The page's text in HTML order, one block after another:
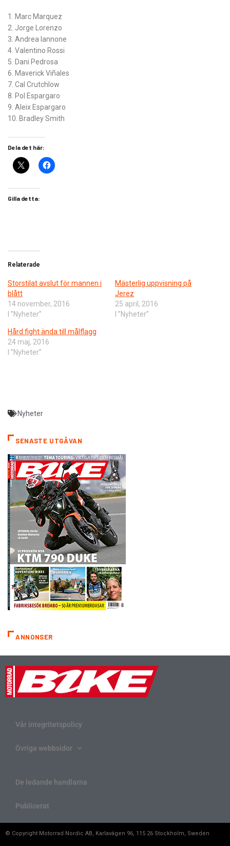
1. Marc Marquez
2. Jorge Lorenzo
3. Andrea Iannone
4. Valentino Rossi
5. Dani Pedrosa
6. Maverick Viñales
7. Cal Crutchlow
8. Pol Espargaro
9. Aleix Espargaro
10. Bradley Smith
Dela det här:
Gilla detta:
Relaterade
Storstilat avslut för mannen i
blått
14 november, 2016
I ”Nyheter”
Mästerlig uppvisning på
Jerez
25 april, 2016
I ”Nyheter”
Hård fight ända till målflagg
24 maj, 2016
I ”Nyheter”
Nyheter
SENASTE UTGÅVAN
ANNONSER
Vår integritetspolicy
Övriga webbsidor
De ledande handlarna
Publicerat
© Copyright Motorrad Nordic AB, Karlavägen 96, 115 26 Stockholm, Sweden